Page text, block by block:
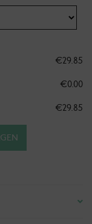
€29.85
€0.00
€29.85